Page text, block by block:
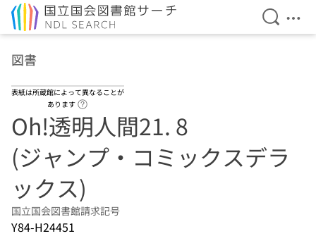
検索を
メ
図書
表紙は所蔵館によって異なることが
あります
Oh!透明人間21. 8
(ジャンプ・コミックスデラ
ックス)
国立国会図書館請求記号
Y84-H24451